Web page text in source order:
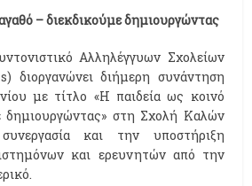
– διεκδικούμε δημιουργώντας
Αλληλέγγυων Σχολείων
διοργανώνει διήμερη συνάντηση
με τίτλο «Η παιδεία ως κοινό
δημιουργώντας» στη Σχολή Καλών
και την υποστήριξη
και ερευνητών από την